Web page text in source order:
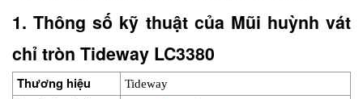
1. Thông số kỹ thuật của Mũi huỳnh vát
chỉ tròn Tideway LC3380
Thương hiệu Tideway